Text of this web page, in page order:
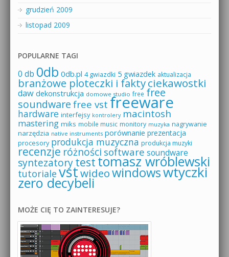
grudzień 2009
listopad 2009
POPULARNE TAGI
0 db 0db 0db.pl 4 gwiazdki 5 gwiazdek aktualizacja
branżowe ploteczki i faktyciekawostki
daw dekonstrukcja domowe studio free free
soundware free vst freeware
hardware interfejsy kontrolery macintosh
mastering miks mobile music monitory muzyka nagrywanie
narzędzia native instruments porównanie prezentacja
procesory produkcja muzyczna produkcja muzyki
recenzje różności software soundware
syntezatorytesttomasz wróblewski
tutoriale vstwideowindowswtyczki
zero decybeli
MOŻE CIĘ TO ZAINTERESUJE?